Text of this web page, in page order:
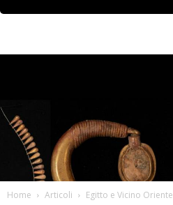
Home Articoli Egitto e Vicino Oriente